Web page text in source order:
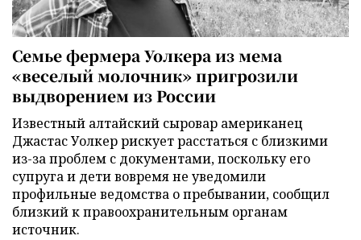
Семье фермера Уолкера из мема
«веселый молочник» пригрозили
выдворением из России
Известный алтайский сыровар американец
Джастас Уолкер рискует расстаться с близкими
из-за проблем с документами, поскольку его
супруга и дети вовремя не уведомили
профильные ведомства о пребывании, сообщил
близкий к правоохранительным органам
источник.